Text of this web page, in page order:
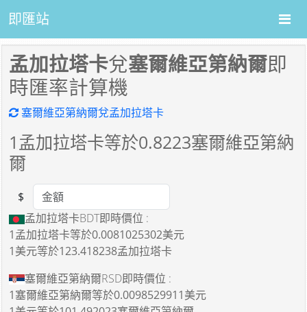
即匯站
孟加拉塔卡兌塞爾維亞第納爾即
時匯率計算機
塞爾維亞第納爾兌孟加拉塔卡
1 孟加拉塔卡等於0.8223塞爾維亞第納
爾
Amount
$
孟加拉塔卡BDT即時價位 :
1孟加拉塔卡等於0.0081025302美元
1美元等於123.418238孟加拉塔卡
塞爾維亞第納爾RSD即時價位 :
1塞爾維亞第納爾等於0.0098529911美元